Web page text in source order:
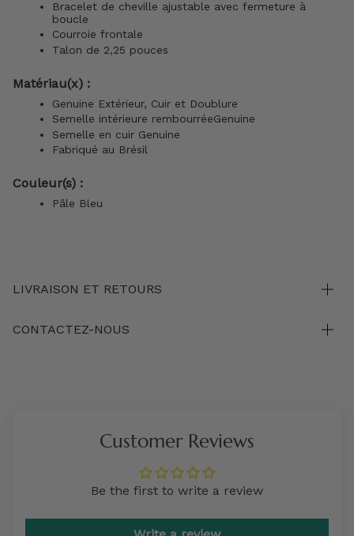
Bracelet de cheville ajustable avec fermeture à
boucle
Courroie frontale
Talon de 2,25 pouces
Matériau(x) :
Genuine Extérieur, Cuir et Doublure
Semelle intérieure rembourréeGenuine
Semelle en cuir Genuine
Fabriqué au Brésil
Couleur(s) :
Pâle Bleu
LIVRAISON ET RETOURS
CONTACTEZ-NOUS
Customer Reviews
Be the first to write a review